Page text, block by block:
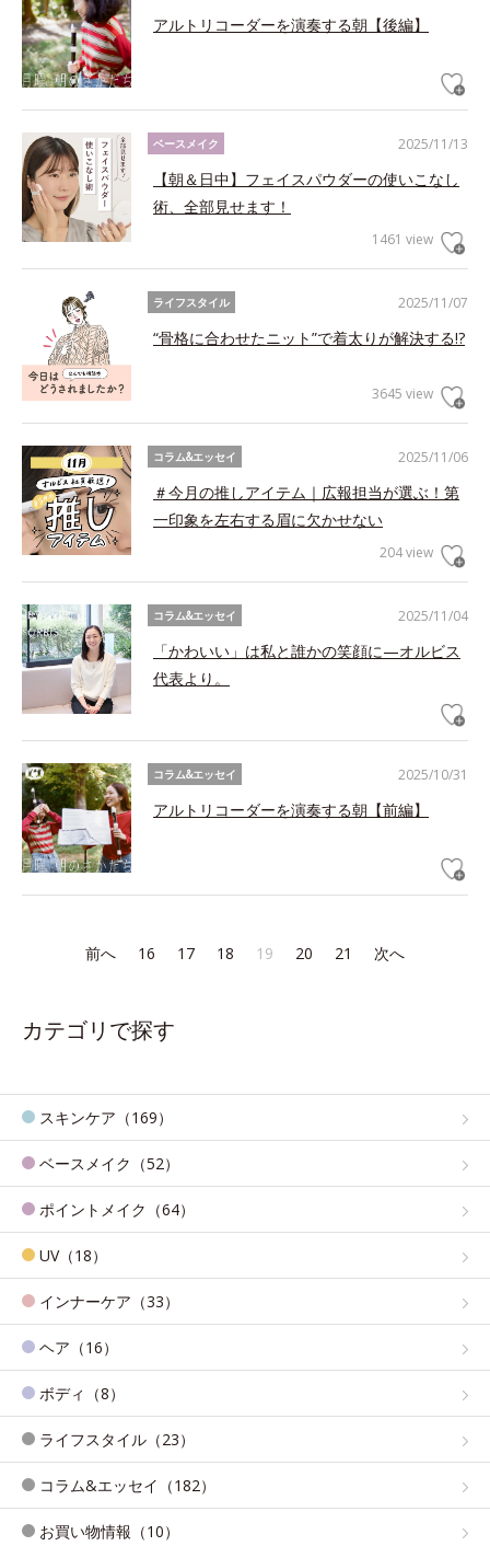
アルトリコーダーを演奏する朝【後編】
2025/11/13
ベースメイク
【朝＆日中】フェイスパウダーの使いこなし
術、全部見せます！
1461 view
2025/11/07
ライフスタイル
“骨格に合わせたニット”で着太りが解決する!?
3645 view
2025/11/06
コラム&エッセイ
＃今月の推しアイテム｜広報担当が選ぶ！第
一印象を左右する眉に欠かせない
204 view
2025/11/04
コラム&エッセイ
「かわいい」は私と誰かの笑顔に—オルビス
代表より。
2025/10/31
コラム&エッセイ
アルトリコーダーを演奏する朝【前編】
前へ 16 17 18 19 20 21 次へ
カテゴリで探す
スキンケア（169）
ベースメイク（52）
ポイントメイク（64）
UV（18）
インナーケア（33）
ヘア（16）
ボディ（8）
ライフスタイル（23）
コラム&エッセイ（182）
お買い物情報（10）